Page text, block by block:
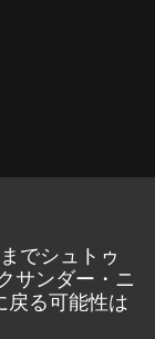
でシュトゥ
サンダー・ニ
戻る可能性は